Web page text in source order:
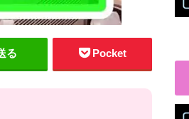
る Pocket